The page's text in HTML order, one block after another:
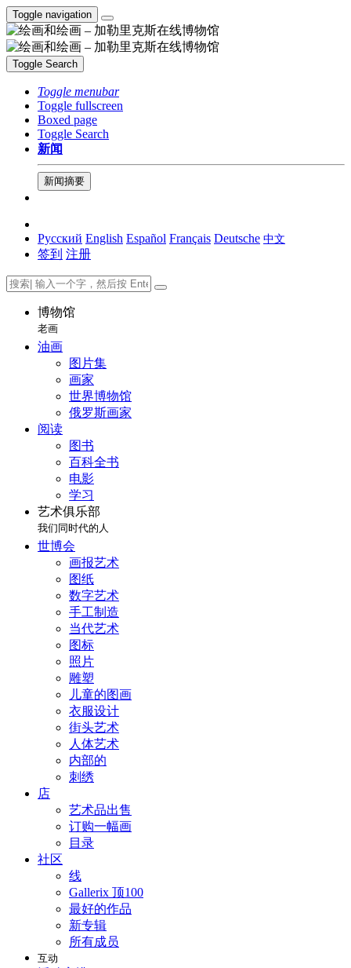
Toggle navigation
Toggle Search
Toggle menubar
Toggle fullscreen
Boxed page
Toggle Search
新闻
新闻摘要
Русский English Español Français Deutsche 中文
签到 注册
博物馆
老画
油画
图片集
画家
世界博物馆
俄罗斯画家
阅读
图书
百科全书
电影
学习
艺术俱乐部
我们同时代的人
世博会
画报艺术
图纸
数字艺术
手工制造
当代艺术
图标
照片
雕塑
儿童的图画
衣服设计
街头艺术
人体艺术
内部的
刺绣
店
艺术品出售
订购一幅画
目录
社区
线
Gallerix 顶100
最好的作品
新专辑
所有成员
互动